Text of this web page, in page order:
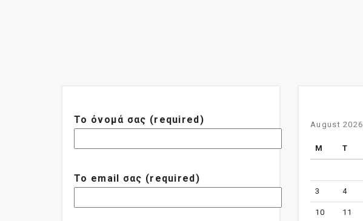
Το όνομά σας (required)
Το email σας (required)
August 2026
M T
3 4
10 11